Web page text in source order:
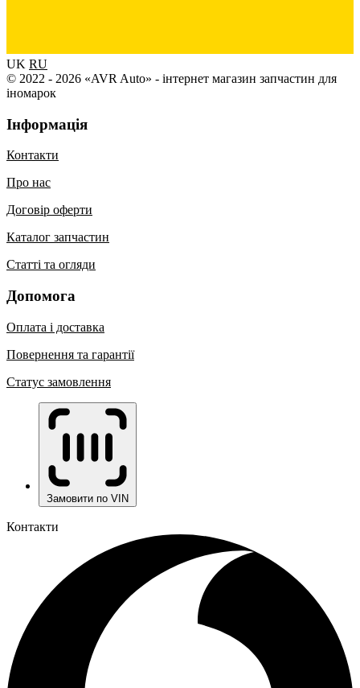
UK RU
© 2022 - 2026 «AVR Auto» - інтернет магазин запчастин для
іномарок
Інформація
Контакти
Про нас
Договір оферти
Каталог запчастин
Статті та огляди
Допомога
Оплата і доставка
Повернення та гарантії
Статус замовлення
Замовити по VIN
Контакти